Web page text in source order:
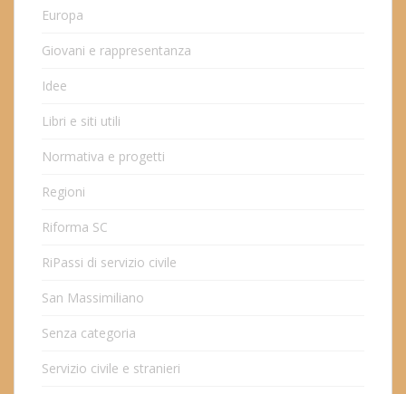
Europa
Giovani e rappresentanza
Idee
Libri e siti utili
Normativa e progetti
Regioni
Riforma SC
RiPassi di servizio civile
San Massimiliano
Senza categoria
Servizio civile e stranieri